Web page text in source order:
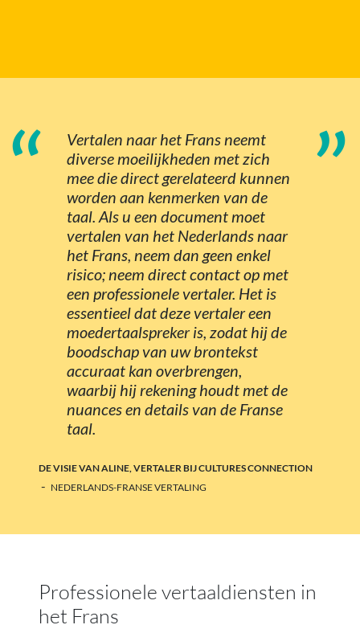
“
Vertalen naar het Frans neemt
diverse moeilijkheden met zich
mee die direct gerelateerd kunnen
worden aan kenmerken van de
taal. Als u een document moet
vertalen van het Nederlands naar
het Frans, neem dan geen enkel
risico; neem direct contact op met
een professionele vertaler. Het is
essentieel dat deze vertaler een
moedertaalspreker is, zodat hij de
boodschap van uw brontekst
accuraat kan overbrengen,
waarbij hij rekening houdt met de
nuances en details van de Franse
taal.
”
DE VISIE VAN ALINE, VERTALER BIJ CULTURES CONNECTION
- NEDERLANDS-FRANSE VERTALING
Professionele vertaaldiensten in
het Frans